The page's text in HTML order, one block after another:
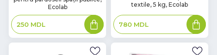
Ecolab
250 MDL
Adaugă
în
coș
наличииtextile, 5 kg, Ecolab
780 MDL
Adaugă
în
coș